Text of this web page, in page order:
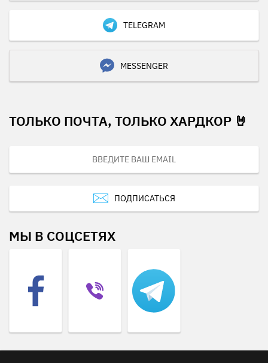
TELEGRAM
MESSENGER
ТОЛЬКО ПОЧТА, ТОЛЬКО ХАРДКОР 🤘
ПОДПИСАТЬСЯ
МЫ В СОЦСЕТЯХ